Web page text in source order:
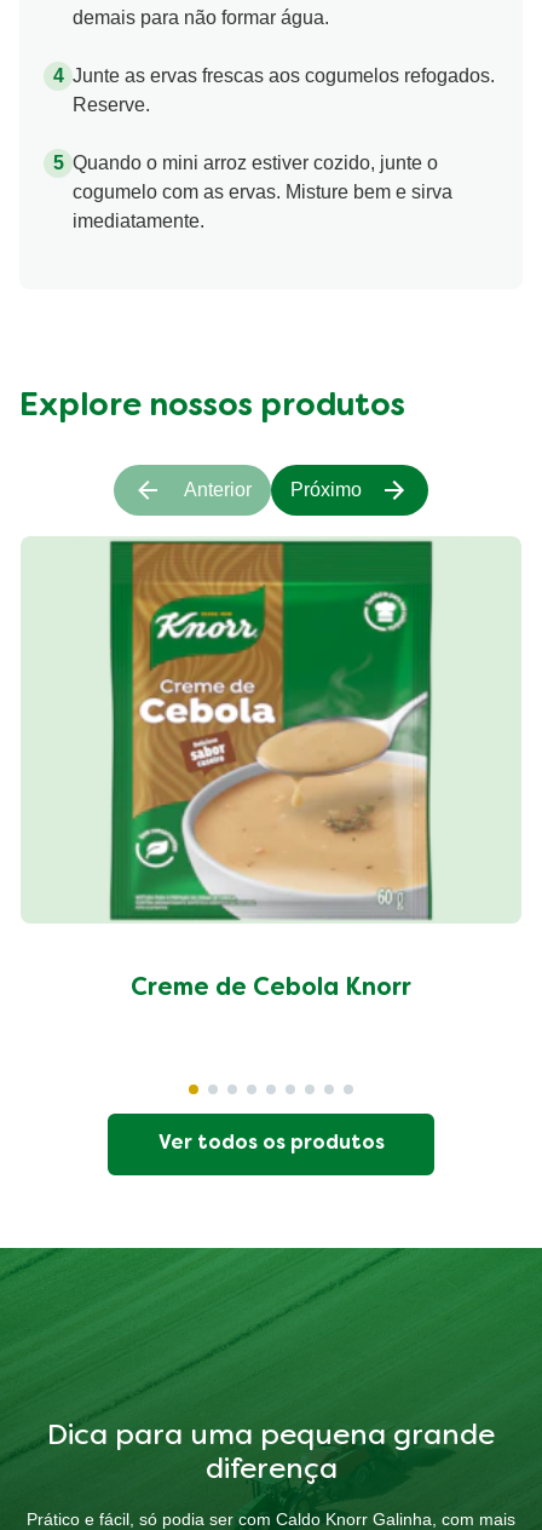
demais para não formar água.
Junte as ervas frescas aos cogumelos refogados.
Reserve.
Quando o mini arroz estiver cozido, junte o
cogumelo com as ervas. Misture bem e sirva
imediatamente.
Explore nossos produtos
Creme de Cebola Knorr
Anterior Próximo
Ver todos os produtos
Dica para uma pequena grande
diferença
Prático e fácil, só podia ser com Caldo Knorr Galinha, com mais